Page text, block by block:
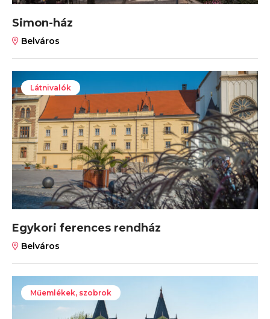
Simon-ház
Belváros
Látnivalók
Egykori ferences rendház
Belváros
Műemlékek, szobrok